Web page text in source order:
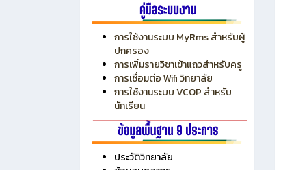
อาชีวศึกษาออนไลน์ Rtraining
ระบบฝึกอบรมและพัฒนาบุคลากร
(R-HRD)
การใช้งานระบบ MyRms สำหรับผู้
ปกครอง
การเพิ่มรายวิชาเข้าแถวสำหรับครู
การเชื่อมต่อ Wifi วิทยาลัย
การใช้งานระบบ VCOP สำหรับ
นักเรียน